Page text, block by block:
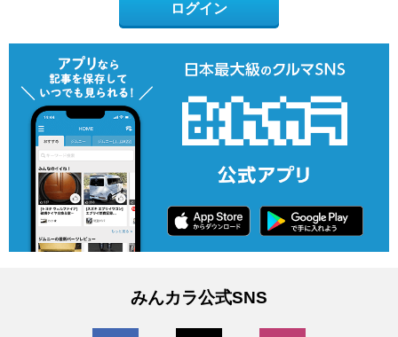
ログイン
みんカラ公式SNS